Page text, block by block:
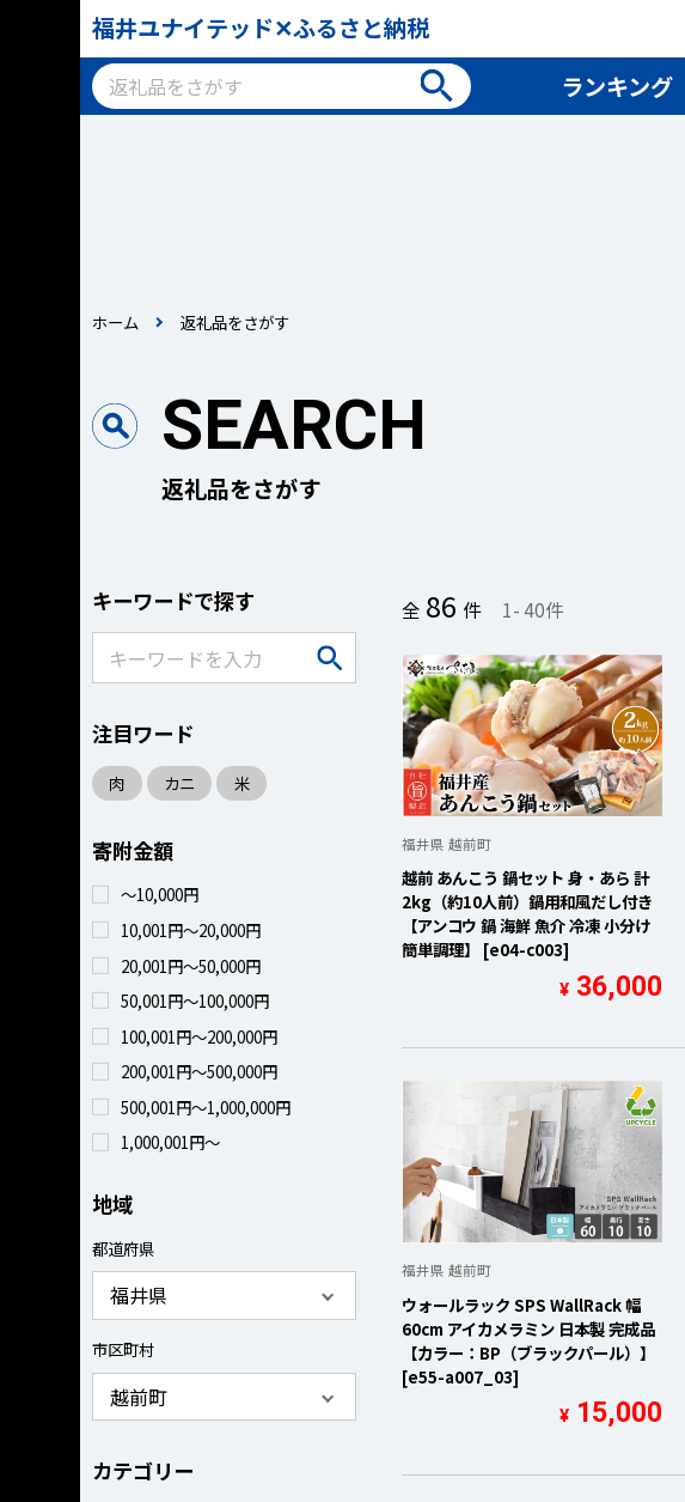
福井ユナイテッド✕ふるさと納税
ランキング
ホーム 返礼品をさがす
SEARCH
返礼品をさがす
キーワードで探す
検索
注目ワード
肉 カニ 米
寄附金額
～10,000円
10,001円～20,000円
20,001円～50,000円
50,001円～100,000円
100,001円～200,000円
200,001円～500,000円
500,001円～1,000,000円
1,000,001円～
地域
都道府県
市区町村
カテゴリー
全 86 件 1-40件
福井県 越前町
越前 あんこう 鍋セット 身・あら 計
2kg（約10人前）鍋用和風だし付き
【アンコウ 鍋 海鮮 魚介 冷凍 小分け
簡単調理】 [e04-c003]
¥ 36,000
福井県 越前町
ウォールラック SPS WallRack 幅
60cm アイカメラミン 日本製 完成品
【カラー：BP（ブラックパール）】
[e55-a007_03]
¥ 15,000